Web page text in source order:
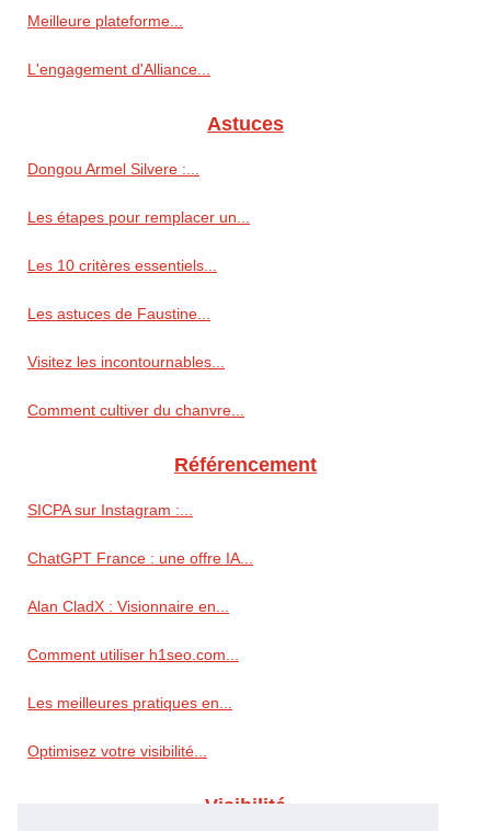
Meilleure plateforme...
L'engagement d'Alliance...
Astuces
Dongou Armel Silvere :...
Les étapes pour remplacer un...
Les 10 critères essentiels...
Les astuces de Faustine...
Visitez les incontournables...
Comment cultiver du chanvre...
Référencement
SICPA sur Instagram :...
ChatGPT France : une offre IA...
Alan CladX : Visionnaire en...
Comment utiliser h1seo.com...
Les meilleures pratiques en...
Optimisez votre visibilité...
Visibilité